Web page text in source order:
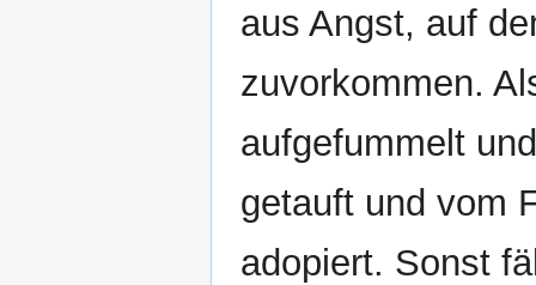
aus Angst, auf
zuvorkommen.
aufgefummelt
getauft und vom
adopiert. Sonst